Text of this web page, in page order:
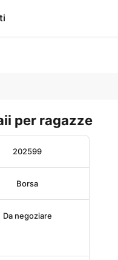
per ragazze
202599
Borsa
Da negoziare